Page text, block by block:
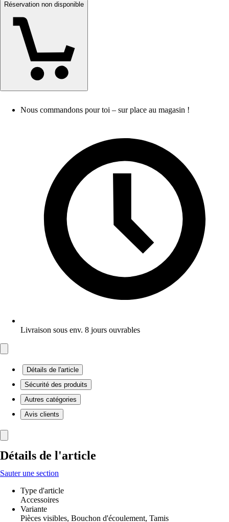
Réservation non disponible
Nous commandons pour toi – sur place au magasin !
Livraison sous env. 8 jours ouvrables
Détails de l'article
Sécurité des produits
Autres catégories
Avis clients
Détails de l'article
Sauter une section
Type d'article
Accessoires
Variante
Pièces visibles, Bouchon d'écoulement, Tamis